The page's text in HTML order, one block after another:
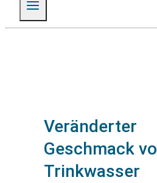
Veränderter
Geschmack
Trinkwasser